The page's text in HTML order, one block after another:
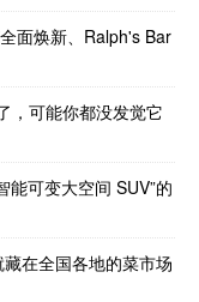
面焕新、Ralph's Bar
，可能你都没发觉它
能可变大空间 SUV”的
在全国各地的菜市场